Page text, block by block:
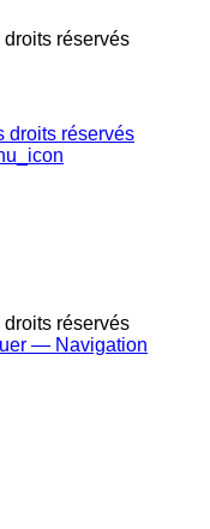
— Navigation